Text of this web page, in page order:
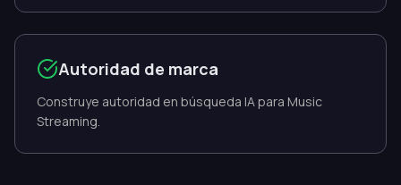
Autoridad de marca
Construye autoridad en búsqueda IA para Music
Streaming.